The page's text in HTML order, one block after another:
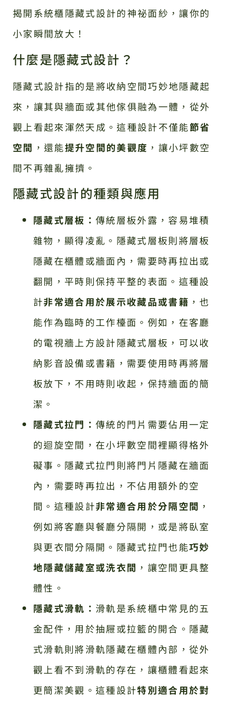
揭開系統櫃隱藏式設計的神祕面紗，讓你的
小家瞬間放大！
什麼是隱藏式設計？
隱藏式設計指的是將收納空間巧妙地隱藏起
來，讓其與牆面或其他傢俱融為一體，從外
觀上看起來渾然天成。這種設計不僅能節省
空間 ，還能提升空間的美觀度 ，讓小坪數空
間不再雜亂擁擠。
隱藏式設計的種類與應用
隱藏式層板：傳統層板外露，容易堆積
雜物，顯得凌亂。隱藏式層板則將層板
隱藏在櫃體或牆面內，需要時再拉出或
翻開，平時則保持平整的表面。這種設
計非常適合用於展示收藏品或書籍 ，也
能作為臨時的工作檯面。例如，在客廳
的電視牆上方設計隱藏式層板，可以收
納影音設備或書籍，需要使用時再將層
板放下，不用時則收起，保持牆面的簡
潔。
隱藏式拉門：傳統的門片需要佔用一定
的迴旋空間，在小坪數空間裡顯得格外
礙事。隱藏式拉門則將門片隱藏在牆面
內，需要時再拉出，不佔用額外的空
間。這種設計非常適合用於分隔空間 ，
例如將客廳與餐廳分隔開，或是將臥室
與更衣間分隔開。隱藏式拉門也能巧妙
地隱藏儲藏室或洗衣間 ，讓空間更具整
體性。
隱藏式滑軌： 滑軌是系統櫃中常見的五
金配件，用於抽屜或拉籃的開合。隱藏
式滑軌則將滑軌隱藏在櫃體內部，從外
觀上看不到滑軌的存在，讓櫃體看起來
更簡潔美觀。這種設計特別適合用於對